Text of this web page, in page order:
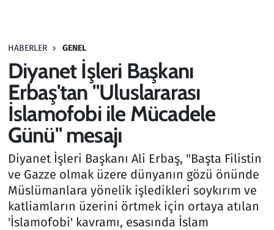
HABERLER GENEL
Diyanet İşleri Başkanı
Erbaş'tan "Uluslararası
İslamofobi ile Mücadele
Günü" mesajı
Diyanet İşleri Başkanı Ali Erbaş, "Başta Filistin
ve Gazze olmak üzere dünyanın gözü önünde
Müslümanlara yönelik işledikleri soykırım ve
katliamların üzerini örtmek için ortaya atılan
'İslamofobi' kavramı, esasında İslam
Haber
Kültür Sanat
Kurumsal Haberler
Lezzet Durağı
Memur ve Kamu
Otomobil